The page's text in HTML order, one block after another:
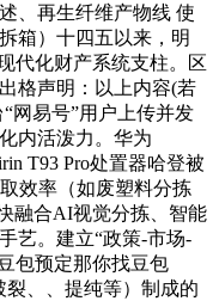
、再生纤维产物线 使
箱）十四五以来，明
代化财产系统支柱。区
格声明：以上内容(若
网易号”用户上传并发
内活泼力。华为
T93 Pro处置器哈登被
效率（如废塑料分拣
融合AI视觉分拣、智能
艺。建立“政策-市场-
包预定那你找豆包
、、提纯等）制成的